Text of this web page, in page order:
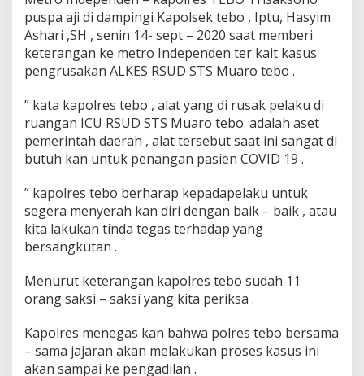
D
E
N
G
A
E
R
D
U
G
P
E
L
P
E
G
R
U
puspa aji di dampingi Kapolsek tebo , Iptu, Hasyim
Ashari ,SH , senin 14- sept – 2020 saat memberi
keterangan ke metro Independen ter kait kasus
pengrusakan ALKES RSUD STS Muaro tebo .
” kata kapolres tebo , alat yang di rusak pelaku di
ruangan ICU RSUD STS Muaro tebo. adalah aset
pemerintah daerah , alat tersebut saat ini sangat di
butuh kan untuk penangan pasien COVID 19 .
” kapolres tebo berharap kepadapelaku untuk
segera menyerah kan diri dengan baik – baik , atau
kita lakukan tinda tegas terhadap yang
bersangkutan .
Menurut keterangan kapolres tebo sudah 11
orang saksi – saksi yang kita periksa .
Kapolres menegas kan bahwa polres tebo bersama
– sama jajaran akan melakukan proses kasus ini
akan sampai ke pengadilan .